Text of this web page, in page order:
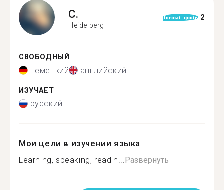
C.
Heidelberg
format_quote 2
СВОБОДНЫЙ
немецкий английский
ИЗУЧАЕТ
русский
Мои цели в изучении языка
Learning, speaking, readin...Развернуть